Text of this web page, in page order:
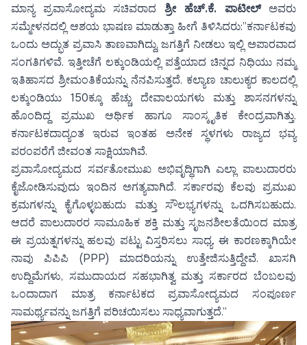
ಮಾನ್ಯ ಪ್ರವಾಸೋದ್ಯಮ ಸಚಿವರಾದ ಶ್ರೀ ಹೆಚ್.ಕೆ. ಪಾಟೀಲ್ಅವರು
ಸಮ್ಮೇಳನದಲ್ಲಿ ಆಶಯ ಭಾಷಣ ಮಾಡುತ್ತಾ ಹೀಗೆ ತಿಳಿಸಿದರು:”ಕರ್ನಾಟಕವು
ಒಂದು ಅದ್ಭುತ ಪ್ರವಾಸಿ ತಾಣವಾಗಿದ್ದು, ಜಗತ್ತಿಗೆ ನೀಡಲು ಇಲ್ಲಿ ಅಪಾರವಾದ
ಸಂಗತಿಗಳಿವೆ. ಇತ್ತೀಚೆಗೆ ಲಕ್ಕುಂಡಿಯಲ್ಲಿ ಪತ್ತೆಯಾದ ಚಿನ್ನದ ನಿಧಿಯು ನಮ್ಮ
ಇತಿಹಾಸದ ಶ್ರೀಮಂತಿಕೆಯನ್ನು ನೆನಪಿಸುತ್ತದೆ. ಕಲ್ಯಾಣ ಚಾಲುಕ್ಯರ ಕಾಲದಲ್ಲಿ
ಲಕ್ಕುಂಡಿಯು 150ಕ್ಕೂ ಹೆಚ್ಚು ದೇವಾಲಯಗಳು ಮತ್ತು ಶಾಸನಗಳನ್ನು
ಹೊಂದಿದ್ದ ಪ್ರಮುಖ ಆರ್ಥಿಕ ಹಾಗೂ ಸಾಂಸ್ಕೃತಿಕ ಕೇಂದ್ರವಾಗಿತ್ತು.
ಕರ್ನಾಟಕದಾದ್ಯಂತ ಇರುವ ಇಂತಹ ಅನೇಕ ಸ್ಥಳಗಳು ರಾಜ್ಯದ ಭವ್ಯ
ಪರಂಪರೆಗೆ ಜೀವಂತ ಸಾಕ್ಷಿಯಾಗಿವೆ.
ಪ್ರವಾಸೋದ್ಯಮದ ಸರ್ವತೋಮುಖ ಅಭಿವೃದ್ಧಿಗಾಗಿ ಎಲ್ಲಾ ಪಾಲುದಾರರು
ಕೈಜೋಡಿಸುವುದು ಇಂದಿನ ಅಗತ್ಯವಾಗಿದೆ. ಸರ್ಕಾರವು ಕೆಲವು ಪ್ರಮುಖ
ಕ್ರಮಗಳನ್ನು ಕೈಗೊಳ್ಳಬಹುದು ಮತ್ತು ಸೌಲಭ್ಯಗಳನ್ನು ಒದಗಿಸಬಹುದು.
ಆದರೆ ಪಾಲುದಾರರ ಸಾಮೂಹಿಕ ಶಕ್ತಿ ಮತ್ತು ಸೃಜನಶೀಲತೆಯಿಂದ ಮಾತ್ರ
ಈ ಪ್ರಯತ್ನಗಳನ್ನು ಹಲವು ಪಟ್ಟು ವಿಸ್ತರಿಸಲು ಸಾಧ್ಯ. ಈ ಕಾರಣಕ್ಕಾಗಿಯೇ
ನಾವು ಪಿಪಿಪಿ (PPP) ಮಾದರಿಯನ್ನು ಉತ್ತೇಜಿಸುತ್ತಿದ್ದೇವೆ. ಖಾಸಗಿ
ಉದ್ದಿಮೆಗಳು, ಸಮುದಾಯದ ಸಹಭಾಗಿತ್ವ ಮತ್ತು ಸರ್ಕಾರದ ಬೆಂಬಲವು
ಒಂದಾದಾಗ ಮಾತ್ರ ಕರ್ನಾಟಕದ ಪ್ರವಾಸೋದ್ಯಮದ ಸಂಪೂರ್ಣ
ಸಾಮರ್ಥ್ಯವನ್ನು ಜಗತ್ತಿಗೆ ಪರಿಚಯಿಸಲು ಸಾಧ್ಯವಾಗುತ್ತದೆ.”